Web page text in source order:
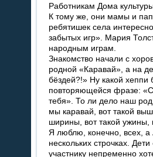
Работникам Дома
К тому же, они мамы и
ребятишек села
забытых игр». Мария
народным играм.
Знакомство начали с
родной «Каравай», а на
бёздей?!» Ну какой хеппи
повторяющейся фразе:
тебя». То ли дело наш
мы каравай, вот такой
ширины, вот такой ужины,
Я люблю, конечно, всех, а
нескольких строчках.
участнику непременно